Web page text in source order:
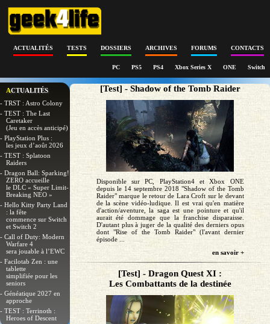
ACTUALITÉS TESTS DOSSIERS ARCHIVES FORUMS CONTACTS
PC PS5 PS4 Xbox Series X ONE Switch
ACTUALITÉS
- TRST : Astro Colony
- TEST : The Last
Caretaker
(Jeu en accès anticipé)
- PlayStation Plus :
les jeux d’août 2026
- TEST : Splatoon
Raiders
- Dragon Ball: Sparking!
ZERO accueille
le DLC « Super Limit-
Breaking NEO »
- Hello Kitty Party Land
: la fête
commence sur Switch
et Switch 2
- Call of Duty: Modern
Warfare 4
sera jouable à l’EWC
- Facilotab Zen : une
tablette
simplifiée pour les
seniors
- Généatique 2027 en
approche
- TEST : Terrinoth :
Heroes of Descent
[Test] - Shadow of the Tomb Raider
Disponible sur PC, PlayStation4 et Xbox ONE
depuis le 14 septembre 2018 "Shadow of the Tomb
Raider" marque le retour de Lara Croft sur le devant
de la scène vidéo-ludique. Il est vrai qu'en matière
d'action/aventure, la saga est une pointure et qu'il
aurait été dommage que la franchise disparaisse.
D'autant plus à juger de la qualité des derniers opus
dont "Rise of the Tomb Raider" (l'avant dernier
épisode ...
en savoir +
[Test] - Dragon Quest XI :
Les Combattants de la destinée